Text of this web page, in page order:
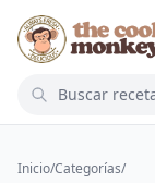
Inicio/Categorías/